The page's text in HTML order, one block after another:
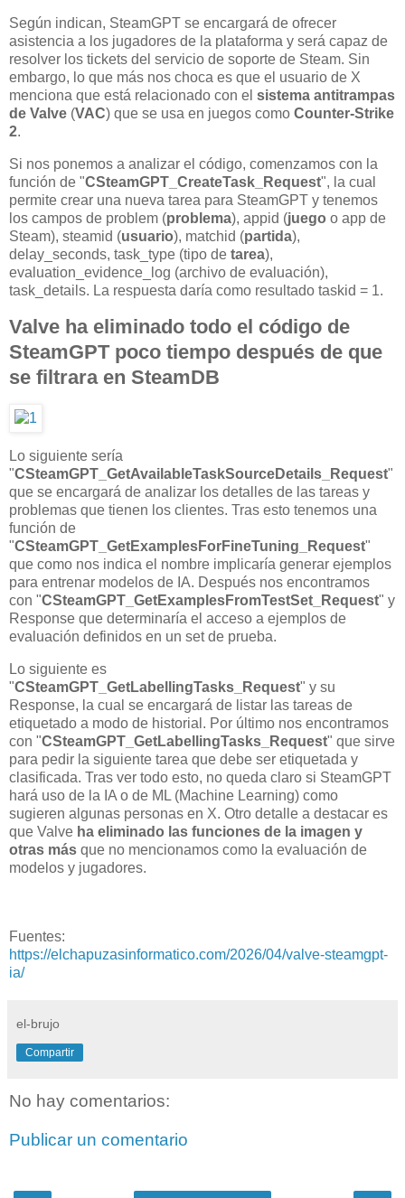
Según indican, SteamGPT se encargará de ofrecer
asistencia a los jugadores de la plataforma y será capaz de
resolver los tickets del servicio de soporte de Steam. Sin
embargo, lo que más nos choca es que el usuario de X
menciona que está relacionado con el sistema antitrampas
de Valve (VAC) que se usa en juegos como Counter-Strike
2.
Si nos ponemos a analizar el código, comenzamos con la
función de "CSteamGPT_CreateTask_Request", la cual
permite crear una nueva tarea para SteamGPT y tenemos
los campos de problem (problema), appid (juego o app de
Steam), steamid (usuario), matchid (partida),
delay_seconds, task_type (tipo de tarea),
evaluation_evidence_log (archivo de evaluación),
task_details. La respuesta daría como resultado taskid = 1.
Valve ha eliminado todo el código de
SteamGPT poco tiempo después de que
se filtrara en SteamDB
Lo siguiente sería
"CSteamGPT_GetAvailableTaskSourceDetails_Request"
que se encargará de analizar los detalles de las tareas y
problemas que tienen los clientes. Tras esto tenemos una
función de
"CSteamGPT_GetExamplesForFineTuning_Request"
que como nos indica el nombre implicaría generar ejemplos
para entrenar modelos de IA. Después nos encontramos
con "CSteamGPT_GetExamplesFromTestSet_Request" y
Response que determinaría el acceso a ejemplos de
evaluación definidos en un set de prueba.
Lo siguiente es
"CSteamGPT_GetLabellingTasks_Request" y su
Response, la cual se encargará de listar las tareas de
etiquetado a modo de historial. Por último nos encontramos
con "CSteamGPT_GetLabellingTasks_Request" que sirve
para pedir la siguiente tarea que debe ser etiquetada y
clasificada. Tras ver todo esto, no queda claro si SteamGPT
hará uso de la IA o de ML (Machine Learning) como
sugieren algunas personas en X. Otro detalle a destacar es
que Valve ha eliminado las funciones de la imagen y
otras más que no mencionamos como la evaluación de
modelos y jugadores.
Fuentes:
https://elchapuzasinformatico.com/2026/04/valve-steamgpt-
ia/
el-brujo
Compartir
No hay comentarios:
Publicar un comentario